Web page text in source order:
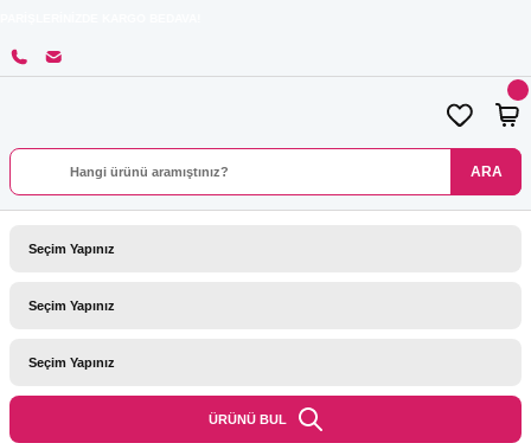
ARA
ÜRÜNÜ BUL